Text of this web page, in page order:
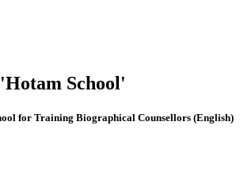
'Hotam School'
(English) Hotam School for Training Biographical Counsellors